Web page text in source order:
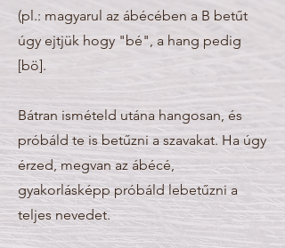
(pl.: magyarul az ábécében a B betűt
úgy ejtjük hogy "bé", a hang pedig
[bö].
Bátran ismételd utána hangosan, és
próbáld te is betűzni a szavakat. Ha úgy
érzed, megvan az ábécé,
gyakorlásképp próbáld lebetűzni a
teljes nevedet.